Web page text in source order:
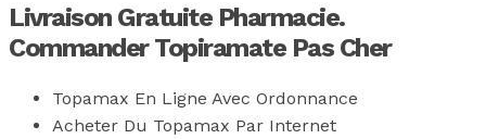
Livraison Gratuite Pharmacie.
Commander Topiramate Pas Cher
Topamax En Ligne Avec Ordonnance
Acheter Du Topamax Par Internet